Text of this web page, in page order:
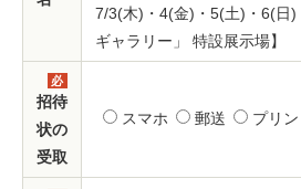
7/3(木)・4(金)・5(土)・6(
ギャラリー」 特設展示場】
必
須
招待
状の
受取
スマホ 郵送 プリン